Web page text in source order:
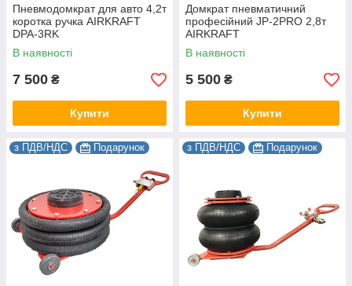
Пневмодомкрат для авто 4,2т
коротка ручка AIRKRAFT
DPA-3RK
В наявності
7 500 ₴
Купити
Домкрат пневматичний
професійний JP-2PRO 2,8т
AIRKRAFT
В наявності
5 500 ₴
Купити
з ПДВ/НДС Подарунок з ПДВ/НДС Подарунок